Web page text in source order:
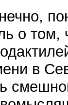
о том,
в